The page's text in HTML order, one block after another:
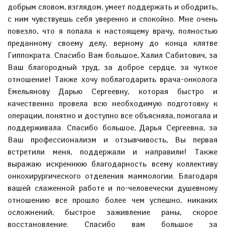
добрым словом, взглядом, умеет поддержать и ободрить,
с ним чувствуешь себя уверенно и спокойно. Мне очень
повезло, что я попала к настоящему врачу, полностью
преданному своему делу, верному до конца клятве
Гиппократа. Спасибо Вам большое, Халил Сабитович, за
Ваш благородный труд, за доброе сердце, за чуткое
отношение! Также хочу поблагодарить врача-онколога
Емельянову Дарью Сергеевну, которая быстро и
качественно провела всю необходимую подготовку к
операции, понятно и доступно все объясняла, помогала и
поддерживала. Спасибо большое, Дарья Сергеевна, за
Ваш профессионализм и отзывчивость, Вы первая
встретили меня, поддержали и направили! Также
выражаю искреннюю благодарность всему коллективу
онкохирургического отделения маммологии. Благодаря
вашей слаженной работе и по-человечески душевному
отношению все прошло более чем успешно, никаких
осложнений, быстрое заживление раны, скорое
восстановление. Спасибо вам большое за